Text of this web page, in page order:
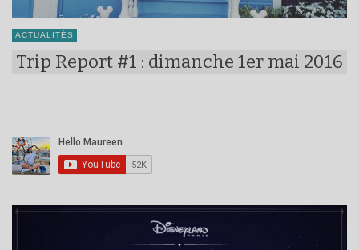
ACTUALITÉS
Trip Report #1 : dimanche 1er mai 2016